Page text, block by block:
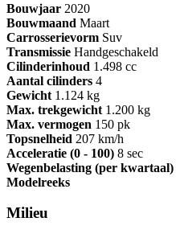
Bouwjaar 2020
Bouwmaand Maart
Carrosserievorm Suv
Transmissie Handgeschakeld
Cilinderinhoud 1.498 cc
Aantal cilinders 4
Gewicht 1.124 kg
Max. trekgewicht 1.200 kg
Max. vermogen 150 pk
Topsnelheid 207 km/h
Acceleratie (0 - 100) 8 sec
Wegenbelasting (per kwartaal)
Modelreeks
Milieu